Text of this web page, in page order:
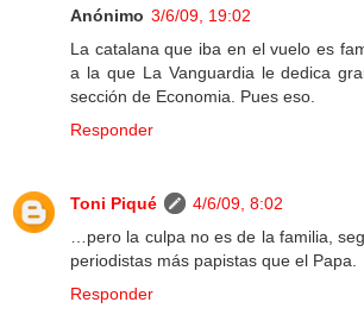
Anónimo 3/6/09, 19:02
La catalana que iba en el vuelo es
a la que La Vanguardia le dedica
sección de Economia. Pues eso.
Responder
Toni Piqué
4/6/09, 8:02
…pero la culpa no es de la familia,
periodistas más papistas que el Papa.
Responder